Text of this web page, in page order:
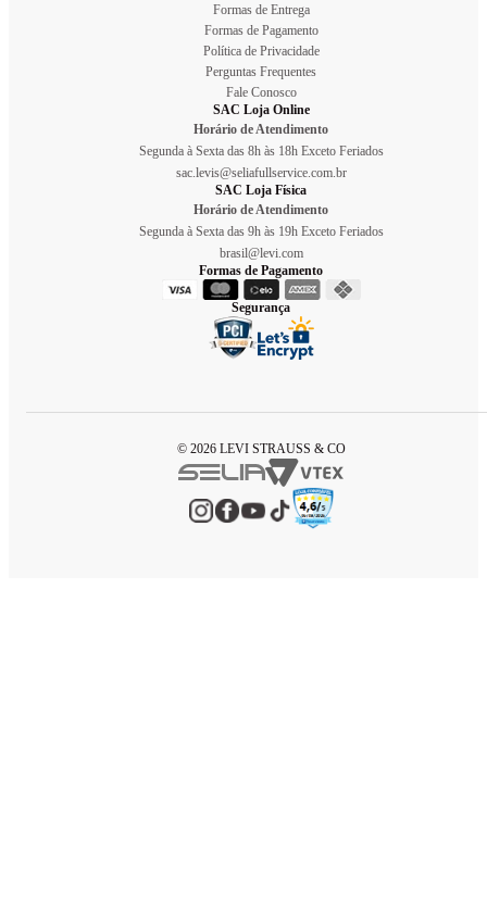
Formas de Entrega
Formas de Pagamento
Política de Privacidade
Perguntas Frequentes
Fale Conosco
SAC Loja Online
Horário de Atendimento
Segunda à Sexta das 8h às 18h Exceto Feriados
sac.levis@seliafullservice.com.br
SAC Loja Física
Horário de Atendimento
Segunda à Sexta das 9h às 19h Exceto Feriados
brasil@levi.com
Formas de Pagamento
Segurança
© 2026 LEVI STRAUSS & CO